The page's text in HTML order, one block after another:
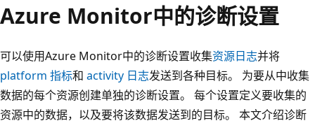
Azure Monitor中的诊断设置
可以使用Azure Monitor中的诊断设置收集资源日志并将
platform 指标和 activity 日志发送到各种目标。 为要从中收集
数据的每个资源创建单独的诊断设置。 每个设置定义要收集的
资源中的数据，以及要将该数据发送到的目标。 本文介绍诊断